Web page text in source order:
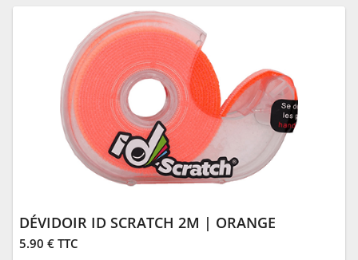
DÉVIDOIR ID SCRATCH 2M | ORANGE
5.90 € TTC